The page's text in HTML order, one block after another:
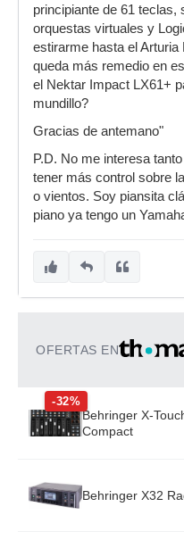
principiante de 61 teclas,
orquestas virtuales y
estirarme hasta el
queda más remedio en
el Nektar Impact LX61+
mundillo?
Gracias de antemano"
P.D. No me interesa
tener más control sobre
o vientos. Soy piansita
piano ya tengo un
OFERTAS EN
-32%
Behringer X-
Compact
Behringer X32